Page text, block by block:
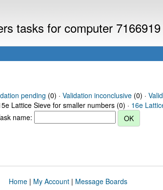
tasks for computer 7166919
pending (0) · Validation inconclusive(0) · Valid
Lattice Sieve for smaller numbers (0) · 16e
name:
Home| My Account| Message Boards